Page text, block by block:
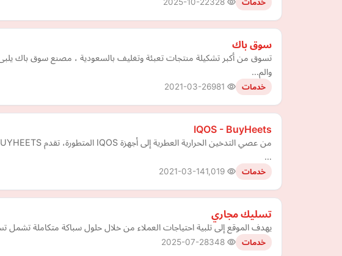
خدمات 2025-10-22
سوق باك
تسوق من أكبر تشكيلة منتجات تعبئة وتغليف بالسعودية ، مصنع سوق باك
والم…
خدمات 2021-03-26
IQOS - BuyHeets
…
خدمات 2021-03-14
تسليك مجاري
يهدف الموقع إلى تلبية احتياجات العملاء من خلال حلول سباكة متكاملة تشمل
خدمات 2025-07-28